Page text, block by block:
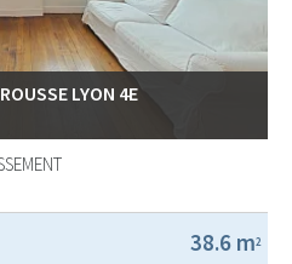
LYON 4E
38.6 m2